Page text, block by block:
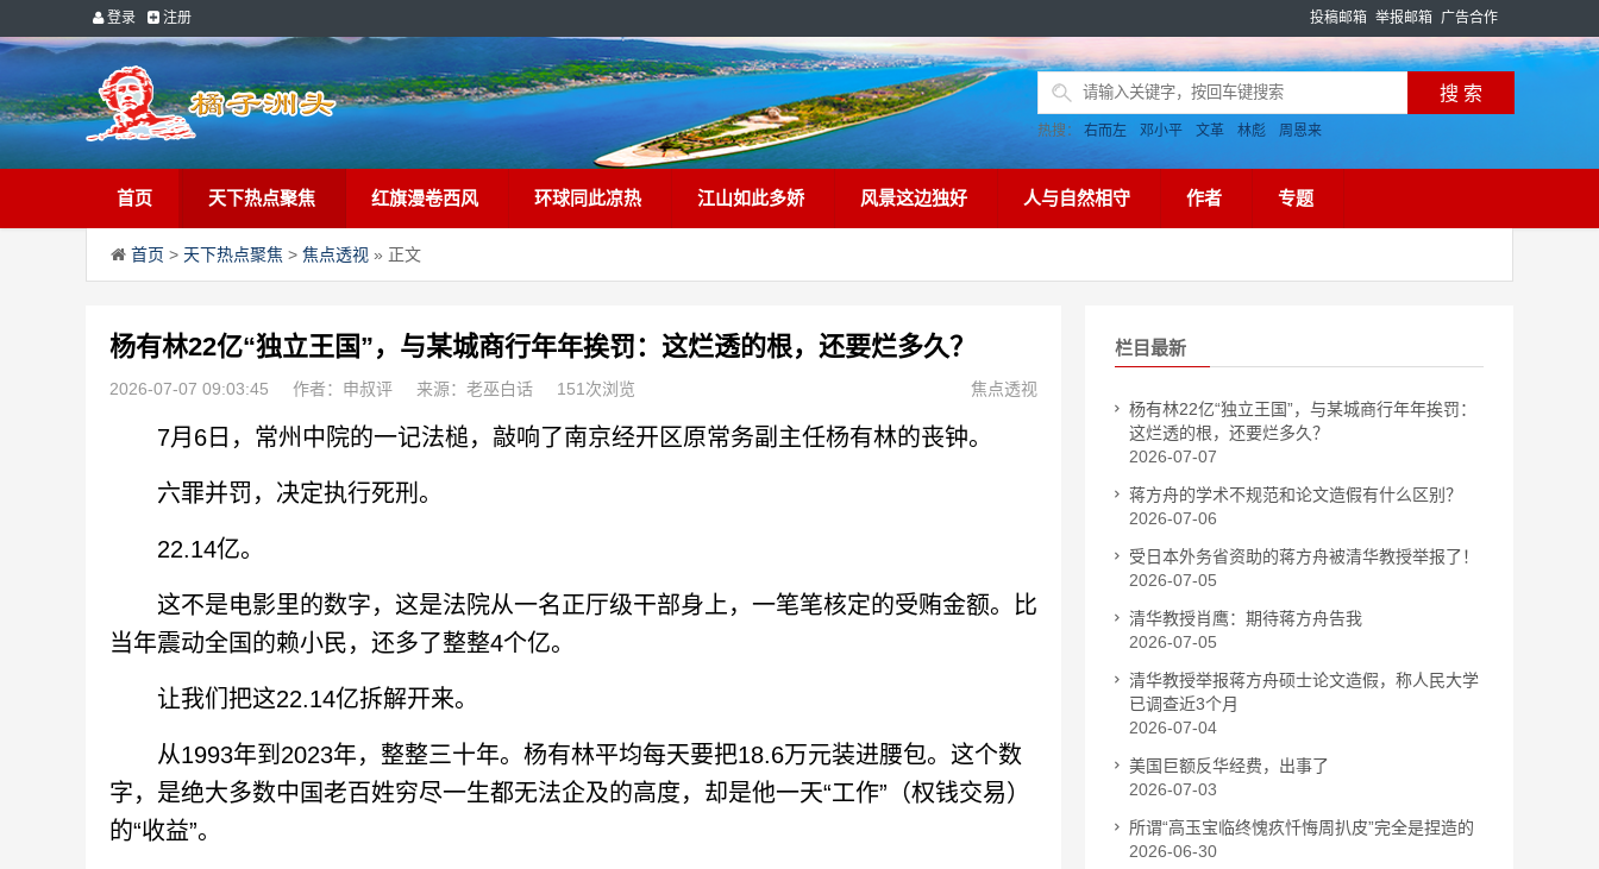
登录 注册 投稿邮箱 举报邮箱 广告合作
热搜： 右而左 邓小平 文革 林彪 周恩来
首页 天下热点聚焦 红旗漫卷西风 环球同此凉热 江山如此多娇 风景这边独好 人与自然相守 作者 专题
首页 > 天下热点聚焦 > 焦点透视 » 正文
杨有林22亿“独立王国”，与某城商行年年挨罚：这烂透的根，还要烂多久？
2026-07-07 09:03:45 作者：申叔评 来源：老巫白话 151次浏览 焦点透视
7月6日，常州中院的一记法槌，敲响了南京经开区原常务副主任杨有林的丧钟。
六罪并罚，决定执行死刑。
22.14亿。
这不是电影里的数字，这是法院从一名正厅级干部身上，一笔笔核定的受贿金额。比
当年震动全国的赖小民，还多了整整4个亿。
让我们把这22.14亿拆解开来。
从1993年到2023年，整整三十年。杨有林平均每天要把18.6万元装进腰包。这个数
字，是绝大多数中国老百姓穷尽一生都无法企及的高度，却是他一天“工作”（权钱交易）
的“收益”。
栏目最新
杨有林22亿“独立王国”，与某城商行年年挨罚：
这烂透的根，还要烂多久？
2026-07-07
蒋方舟的学术不规范和论文造假有什么区别？
2026-07-06
受日本外务省资助的蒋方舟被清华教授举报了！
2026-07-05
清华教授肖鹰：期待蒋方舟告我
2026-07-05
清华教授举报蒋方舟硕士论文造假，称人民大学
已调查近3个月
2026-07-04
美国巨额反华经费，出事了
2026-07-03
所谓“高玉宝临终愧疚忏悔周扒皮”完全是捏造的
2026-06-30